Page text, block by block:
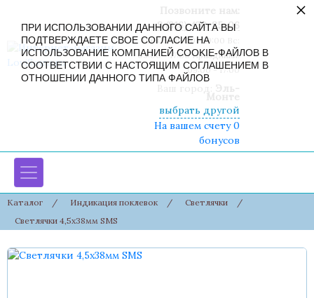
8 (916) 430-85-06
Пн-Сб: 09:00 - 19:00 Вс:
09:00 - 17:00 Праздники:
09:00 - 17:00
выбрать другой
На вашем счету 0
бонусов
Каталог / Индикация поклевок / Светлячки
/
Светлячки 4,5х38мм SMS
ПРИ ИСПОЛЬЗОВАНИИ ДАННОГО САЙТА ВЫ
ПОДТВЕРЖДАЕТЕ СВОЕ СОГЛАСИЕ НА
ИСПОЛЬЗОВАНИЕ КОМПАНИЕЙ COOKIE-ФАЙЛОВ В
СООТВЕТСТВИИ С НАСТОЯЩИМ СОГЛАШЕНИЕМ В
ОТНОШЕНИИ ДАННОГО ТИПА ФАЙЛОВ
×